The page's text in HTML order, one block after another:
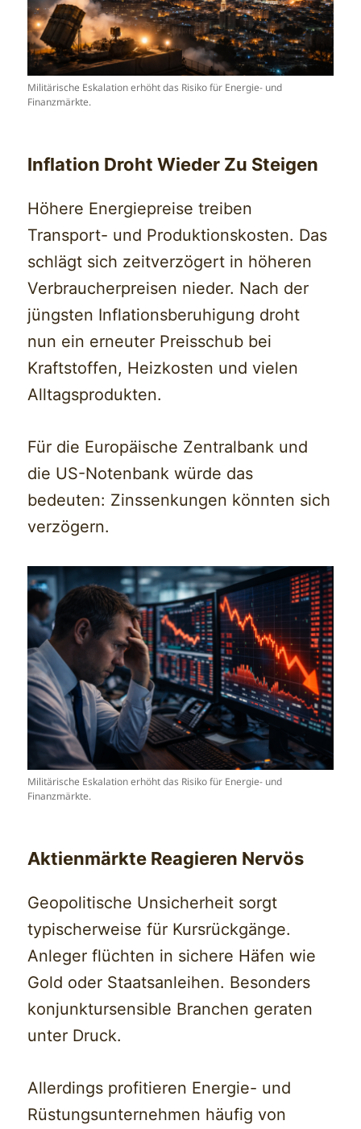
Militärische Eskalation erhöht das Risiko für Energie- und
Finanzmärkte.
Inflation Droht Wieder Zu Steigen
Höhere Energiepreise treiben
Transport- und Produktionskosten. Das
schlägt sich zeitverzögert in höheren
Verbraucherpreisen nieder. Nach der
jüngsten Inflationsberuhigung droht
nun ein erneuter Preisschub bei
Kraftstoffen, Heizkosten und vielen
Alltagsprodukten.
Für die Europäische Zentralbank und
die US-Notenbank würde das
bedeuten: Zinssenkungen könnten sich
verzögern.
Militärische Eskalation erhöht das Risiko für Energie- und
Finanzmärkte.
Aktienmärkte Reagieren Nervös
Geopolitische Unsicherheit sorgt
typischerweise für Kursrückgänge.
Anleger flüchten in sichere Häfen wie
Gold oder Staatsanleihen. Besonders
konjunktursensible Branchen geraten
unter Druck.
Allerdings profitieren Energie- und
Rüstungsunternehmen häufig von